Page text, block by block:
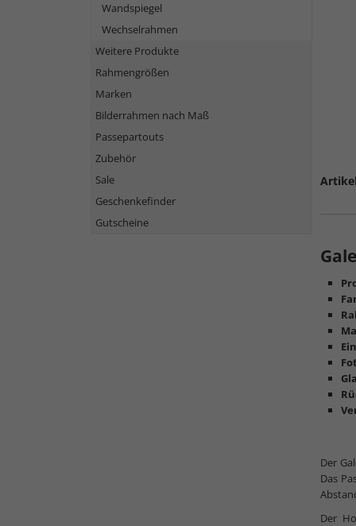
Der
Das
Der
Wandspiegel
Wechselrahmen
Weitere Produkte
Rahmengrößen
Marken
Bilderrahmen nach Maß
Passepartouts
Zubehör
Sale
Geschenkefinder
Gutscheine